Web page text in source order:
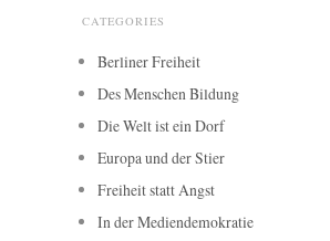
CATEGORIES
Berliner Freiheit
Des Menschen Bildung
Die Welt ist ein Dorf
Europa und der Stier
Freiheit statt Angst
In der Mediendemokratie